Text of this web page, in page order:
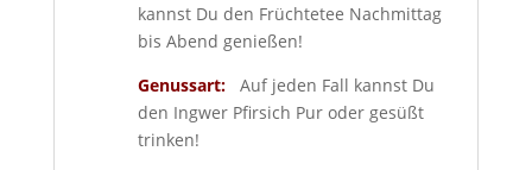
kannst Du den Früchtetee Nachmittag
bis Abend genießen!
Genussart:Auf jeden Fall kannst Du
den Ingwer Pfirsich Pur oder gesüßt
trinken!